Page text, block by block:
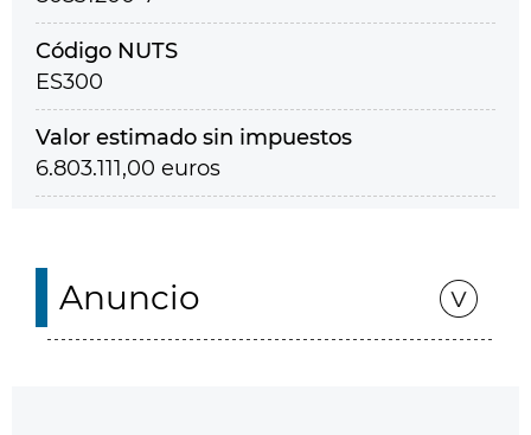
Código NUTS
ES300
Valor estimado sin impuestos
6.803.111,00 euros
Anuncio